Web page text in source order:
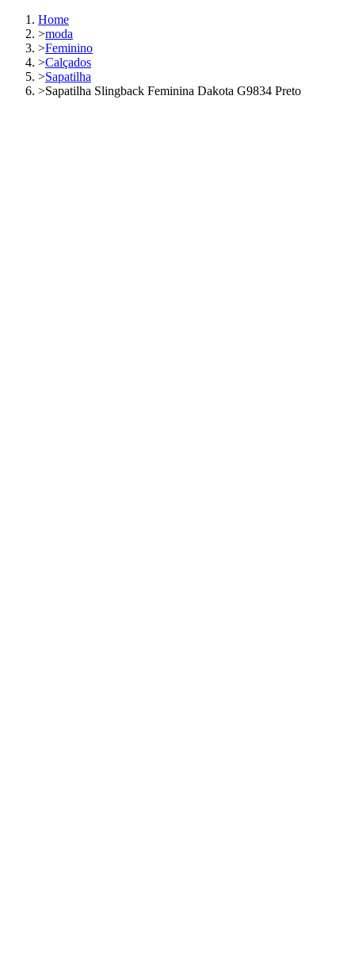
Home
>moda
>Feminino
>Calçados
>Sapatilha
>Sapatilha Slingback Feminina Dakota G9834 Preto